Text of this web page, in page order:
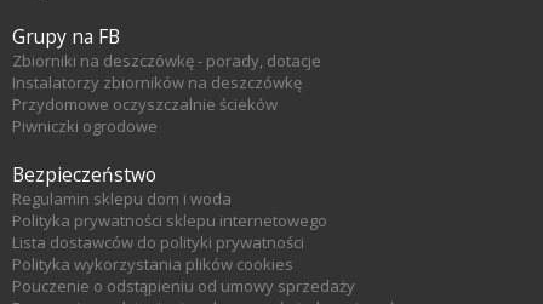
Grupy na FB
Zbiorniki na deszczówkę - porady, dotacje
Instalatorzy zbiorników na deszczówkę
Przydomowe oczyszczalnie ścieków
Piwniczki ogrodowe
Bezpieczeństwo
Regulamin sklepu dom i woda
Polityka prywatności sklepu internetowego
Lista dostawców do polityki prywatności
Polityka wykorzystania plików cookies
Pouczenie o odstąpieniu od umowy sprzedaży